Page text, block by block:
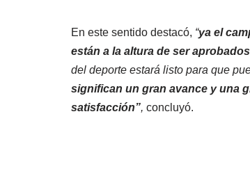
En este sentido destacó, “ya el
están a la altura de ser
del deporte estará listo para que
significan un gran avance y una
satisfacción”, concluyó.